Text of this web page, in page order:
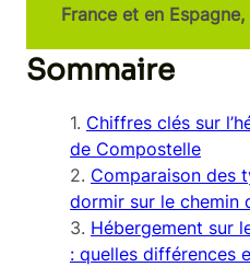
France et en
Sommaire
Chiffres clés sur
de Compostelle
Comparaison des
dormir sur le chemin
Hébergement sur
: quelles différences